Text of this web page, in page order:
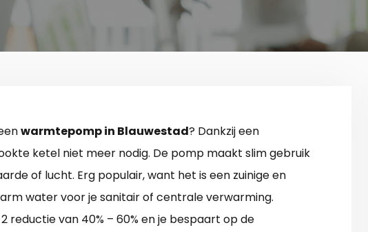
warmtepomp in Blauwestad? Dankzij een
ketel niet meer nodig. De pomp maakt slim gebruik
of lucht. Erg populair, want het is een zuinige en
water voor je sanitair of centrale verwarming.
reductie van 40% – 60% en je bespaart op de